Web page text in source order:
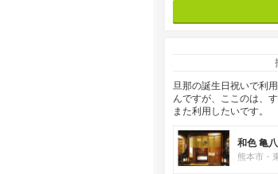
旦那の誕生日祝いで利
んですが、ここのは、
また利用したいです。
和色 亀八
熊本市・